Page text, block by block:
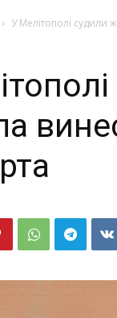
У Мелітополі судили